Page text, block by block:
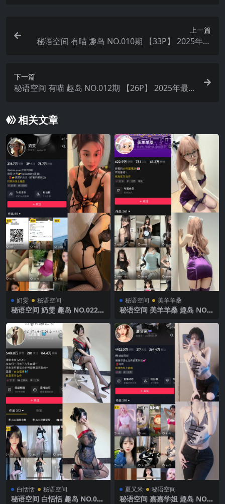
上一篇
秘语空间 有喵 趣岛 NO.010期 【33P】 2025年最
下一篇
秘语空间 有喵 趣岛 NO.012期 【26P】 2025年最
相关文章
奶雯 秘语空间
秘语空间 奶雯 趣岛 NO.022期
秘语空间 美羊羊桑
秘语空间 美羊羊桑 趣岛 NO.0
整版
白恬恬 秘语空间
秘语空间 白恬恬 趣岛 NO.011
夏又米 秘语空间
秘语空间 嘉嘉学姐 趣岛 NO.0